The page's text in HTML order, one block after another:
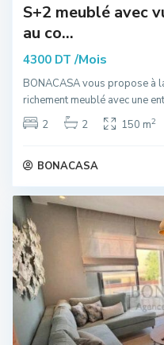
S+2 meublé avec
au co...
4300 DT/Mois
BONACASA vous propose à
richement meublé avec une
2
2 150 m2
BONACASA